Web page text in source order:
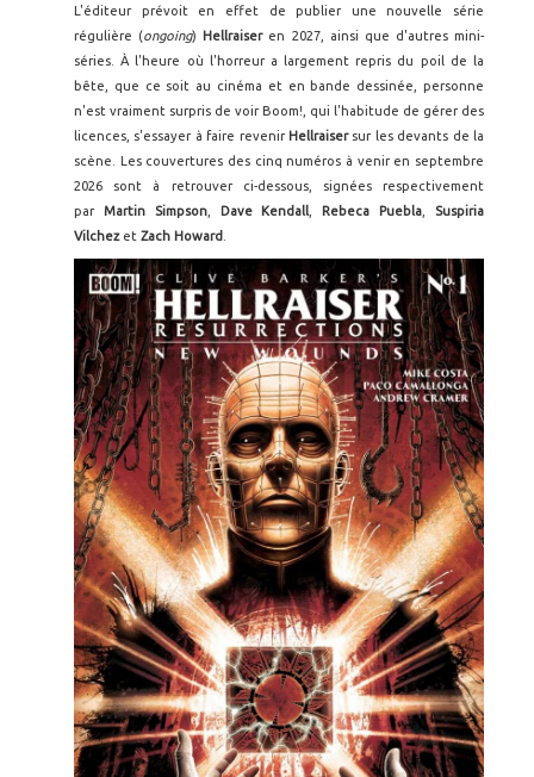
L'éditeur prévoit en effet de publier une nouvelle série
régulière (ongoing) Hellraiser en 2027, ainsi que d'autres mini-
séries. À l'heure où l'horreur a largement repris du poil de la
bête, que ce soit au cinéma et en bande dessinée, personne
n'est vraiment surpris de voir Boom!, qui l'habitude de gérer des
licences, s'essayer à faire revenir Hellraiser sur les devants de la
scène. Les couvertures des cinq numéros à venir en septembre
2026 sont à retrouver ci-dessous, signées respectivement
par Martin Simpson, Dave Kendall Rebeca Puebla
Suspiria
Vilchez et Zach Howard